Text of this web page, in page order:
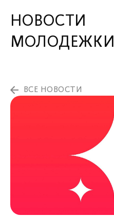
НОВОСТИ
МОЛОДЕЖКИ
ВСЕ НОВОСТИ